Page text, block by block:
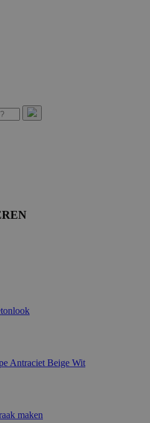
Antraciet Beige Wit
maken